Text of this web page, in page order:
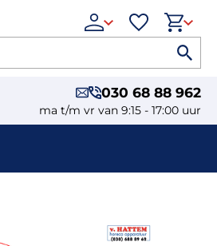
030 68 88 962
ma t/m vr van 9:15 - 17:00 uur